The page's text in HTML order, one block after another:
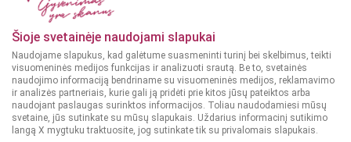
Šioje svetainėje naudojami slapukai
Naudojame slapukus, kad galėtume suasmeninti turinį bei skelbimus, teikti
visuomeninės medijos funkcijas ir analizuoti srautą. Be to, svetainės
naudojimo informaciją bendriname su visuomeninės medijos, reklamavimo
ir analizės partneriais, kurie gali ją pridėti prie kitos jūsų pateiktos arba
naudojant paslaugas surinktos informacijos. Toliau naudodamiesi mūsų
svetaine, jūs sutinkate su mūsų slapukais. Uždarius informacinį sutikimo
langą X mygtuku traktuosite, jog sutinkate tik su privalomais slapukais.